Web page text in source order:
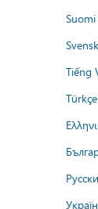
Tiếng